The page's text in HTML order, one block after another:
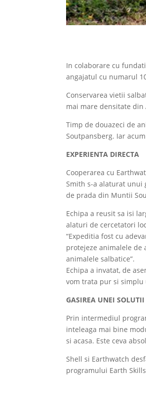
In colaborare cu
angajatul cu numarul
Conservarea vietii
mai mare densitate
Timp de douazeci de
Soutpansberg. Iar
EXPERIENTA DIRECTA
Cooperarea cu
Smith s-a alaturat unui
de prada din Muntii
Echipa a reusit sa isi
alaturi de cercetatori
“Expeditia fost cu
protejeze animalele de
animalele salbatice”.
Echipa a invatat, de
vom trata pur si simplu
GASIREA UNEI SOLUTII
Prin intermediul
inteleaga mai bine
si acasa. Este ceva
Shell si Earthwatch
programului Earth